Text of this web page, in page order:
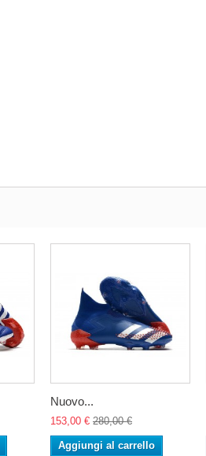
Nuovo...
153,00 € 280,00 €
Aggiungi al carrello